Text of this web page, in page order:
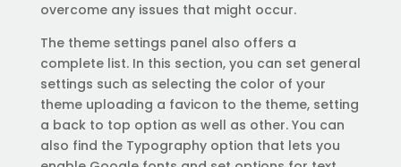
overcome any issues that might occur.
The theme settings panel also offers a
complete list. In this section, you can set general
settings such as selecting the color of your
theme uploading a favicon to the theme, setting
a back to top option as well as other. You can
also find the Typography option that lets you